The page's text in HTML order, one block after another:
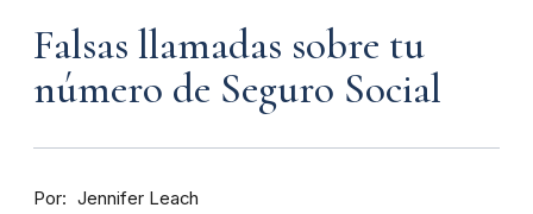
Falsas llamadas sobre tu
número de Seguro Social
Por
Jennifer Leach